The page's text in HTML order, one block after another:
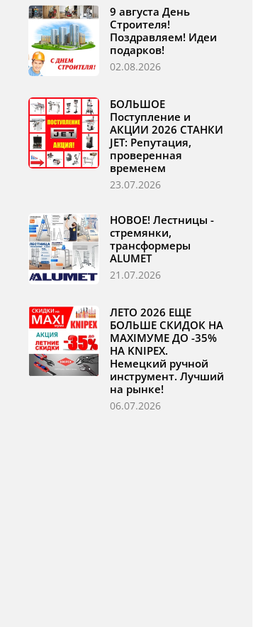
9 августа День
Строителя!
Поздравляем! Идеи
подарков!
02.08.2026
БОЛЬШОЕ
Поступление и
АКЦИИ 2026 СТАНКИ
JET: Репутация,
проверенная
временем
23.07.2026
НОВОЕ! Лестницы -
стремянки,
трансформеры
ALUMET
21.07.2026
ЛЕТО 2026 ЕЩЕ
БОЛЬШЕ СКИДОК НА
MAXIМУМЕ ДО -35%
НА KNIPEX.
Немецкий ручной
инструмент. Лучший
на рынке!
06.07.2026